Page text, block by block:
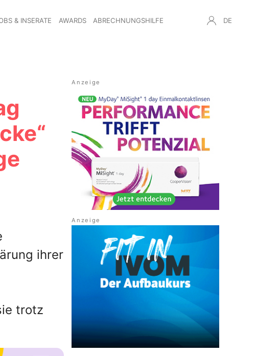
& INSERATE AWARDS ABRECHNUNGSHILFE DE
ihrer
trotz